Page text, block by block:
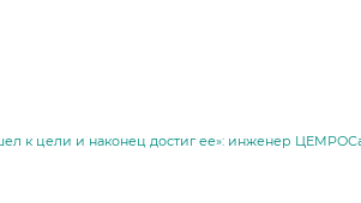
к цели и наконец достиг ее»: инженер